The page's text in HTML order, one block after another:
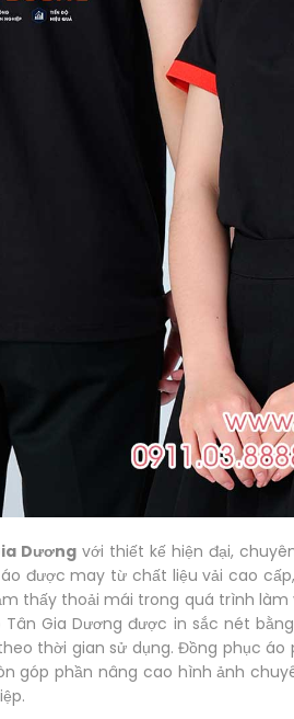
Dươngvới thiết kế hiện đại,
được may từ chất liệu vải cao
thấy thoải mái trong quá trình
Gia Dương được in sắc nét
thời gian sử dụng. Đồng phục áo
góp phần nâng cao hình ảnh